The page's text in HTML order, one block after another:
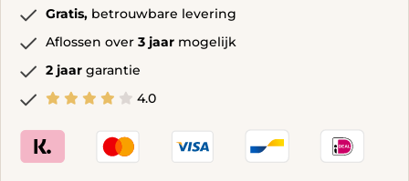
Gratis, betrouwbare levering
Aflossen over 3 jaar mogelijk
2 jaar garantie
4.0